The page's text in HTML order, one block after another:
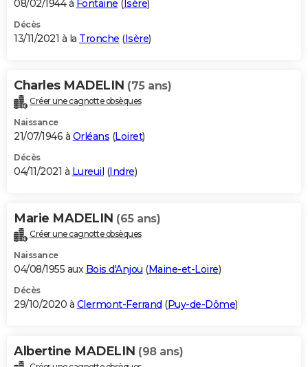
08/02/1944 à Fontaine ( Isère)
Décès
13/11/2021 à la Tronche (Isère)
Charles MADELIN (75 ans)
Créer une cagnotte obsèques
Naissance
21/07/1946 à Orléans (Loiret)
Décès
04/11/2021 à Lureuil (Indre)
Marie MADELIN (65 ans)
Créer une cagnotte obsèques
Naissance
04/08/1955 aux Bois d'Anjou (Maine-et-Loire)
Décès
29/10/2020 à Clermont-Ferrand (Puy-de-Dôme)
Albertine MADELIN (98 ans)